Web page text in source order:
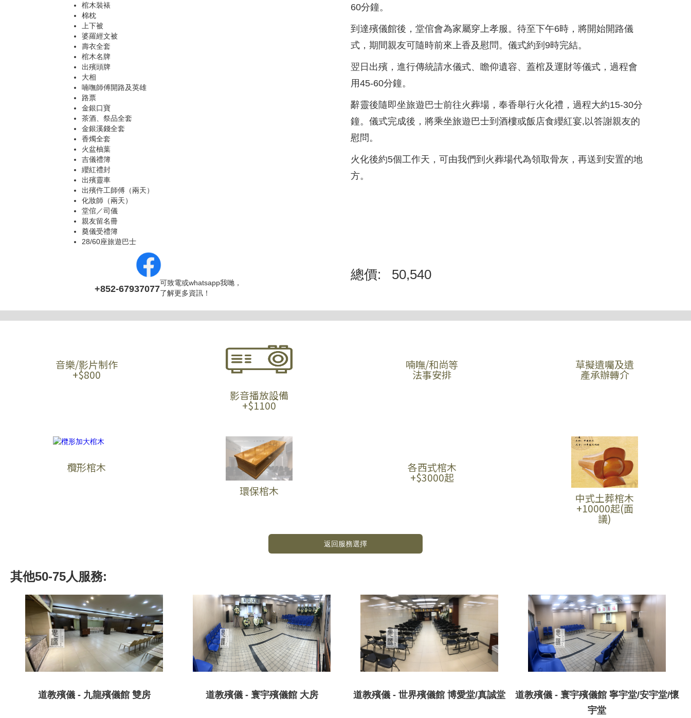
棺木裝裱
棉枕
上下被
婆羅經文被
壽衣全套
棺木名牌
出殯頭牌
大相
喃嘸師傅開路及英雄
路票
金銀口寶
茶酒、祭品全套
金銀溪錢全套
香燭全套
火盆柚葉
吉儀禮簿
纓紅禮封
出殯靈車
出殯仵工師傅（兩天）
化妝師（兩天）
堂倌／司儀
親友留名冊
奠儀受禮簿
28/60座旅遊巴士
+852-67937077
可致電或whatsapp我哋，
了解更多資訊！
60分鐘。
到達殯儀館後，堂倌會為家屬穿上孝服。待至下午6時，將開始開路儀
式，期間親友可隨時前來上香及慰問。儀式約到9時完結。
翌日出殯，進行傳統請水儀式、瞻仰遺容、蓋棺及運財等儀式，過程會
用45-60分鐘。
辭靈後隨即坐旅遊巴士前往火葬場，奉香舉行火化禮，過程大約15-30分
鐘。儀式完成後，將乘坐旅遊巴士到酒樓或飯店食纓紅宴,以答謝親友的
慰問。
火化後約5個工作天，可由我們到火葬場代為領取骨灰，再送到安置的地
方。
總價: 50,540
音樂/影片制作
+$800
影音播放設備
+$1100
喃嘸/和尚等
法事安排
草擬遺囑及遺
產承辦轉介
欖形棺木
環保棺木
各西式棺木
+$3000起
中式土葬棺木
+10000起(面
議)
返回服務選擇
其他50-75人服務:
道教殯儀 - 九龍殯儀館 雙房 道教殯儀 - 寰宇殯儀館 大房 道教殯儀 - 世界殯儀館 博愛堂/真誠堂
道教殯儀 - 寰宇殯儀館 寧宇堂/安宇堂/懷
宇堂